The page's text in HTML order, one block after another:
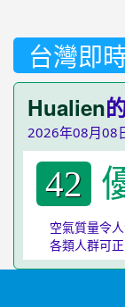
台灣即
Hualien
2026年08月08
42
空氣質量令
各類人群可